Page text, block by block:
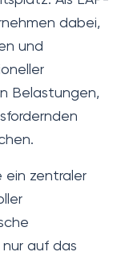
dabei,
und
Belastungen,
zentraler
auf das